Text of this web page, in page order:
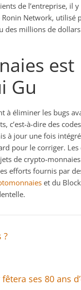
de l’entreprise, il y
Network, utilisé
millions de dollars
est
Gu
à éliminer les bugs
c’est-à-dire des
à jour une fois
pour le corriger. Les
de crypto-
efforts fournis par
et du
?
ses 80 ans